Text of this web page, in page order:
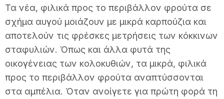
Τα νέα, φιλικά προς το περιβάλλον φρούτα σε
σχήμα αυγού μοιάζουν με μικρά καρπούζια και
αποτελούν τις φρέσκες μετρήσεις των κόκκινων
σταφυλιών. Όπως και άλλα φυτά της
οικογένειας των κολοκυθιών, τα μικρά, φιλικά
προς το περιβάλλον φρούτα αναπτύσσονται
στα αμπέλια. Όταν ανοίγετε για πρώτη φορά τη